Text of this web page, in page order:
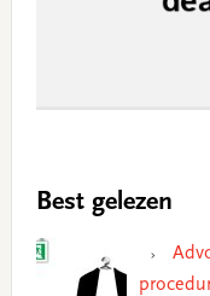
Best gelezen